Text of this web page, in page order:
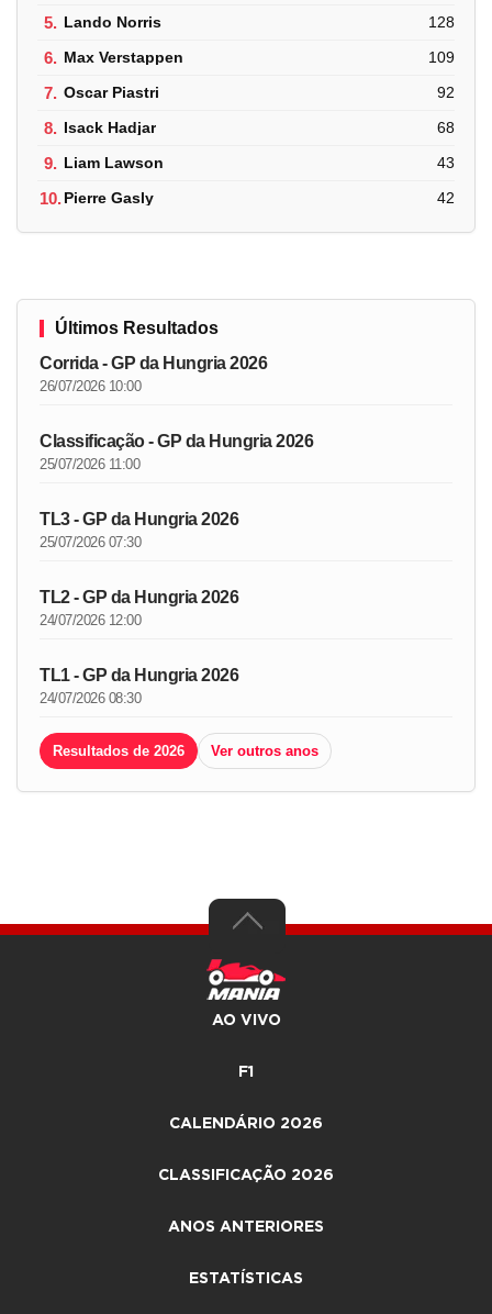
5. Lando Norris 128
6. Max Verstappen 109
7. Oscar Piastri 92
8. Isack Hadjar 68
9. Liam Lawson 43
10.Pierre Gasly 42
Últimos Resultados
Corrida - GP da Hungria 2026
26/07/2026 10:00
Classificação - GP da Hungria 2026
25/07/2026 11:00
TL3 - GP da Hungria 2026
25/07/2026 07:30
TL2 - GP da Hungria 2026
24/07/2026 12:00
TL1 - GP da Hungria 2026
24/07/2026 08:30
Resultados de 2026 Ver outros anos
AO VIVO
F1
CALENDÁRIO 2026
CLASSIFICAÇÃO 2026
ANOS ANTERIORES
ESTATÍSTICAS